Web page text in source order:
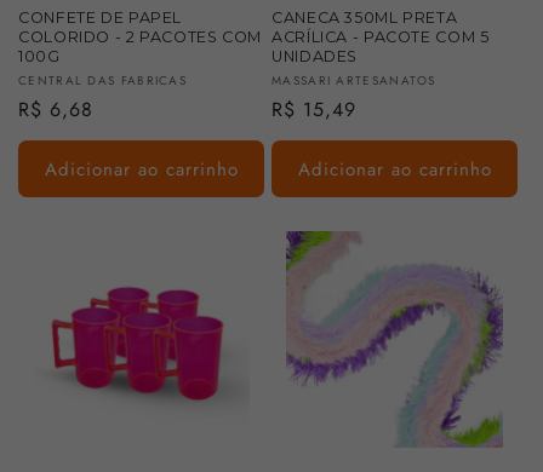
CONFETE DE PAPEL
COLORIDO - 2 PACOTES COM
100G
Fornecedor:
CENTRAL DAS FABRICAS
Preço
normal
R$ 6,68
Adicionar ao carrinho
CANECA 350ML PRETA
ACRÍLICA - PACOTE COM 5
UNIDADES
Fornecedor:
MASSARI ARTESANATOS
Preço
normal
R$ 15,49
Adicionar ao carrinho